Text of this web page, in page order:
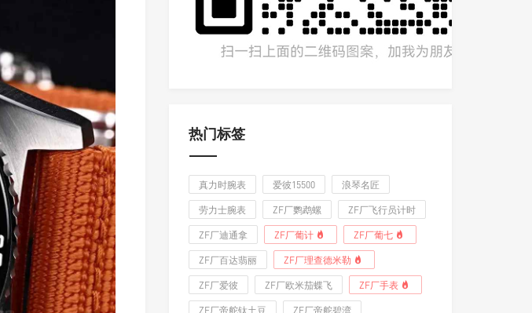
热门标签
真力时腕表 爱彼15500 浪琴名匠
劳力士腕表 ZF厂鹦鹉螺 ZF厂飞行员计时
ZF厂迪通拿 ZF厂葡计 ZF厂葡七
ZF厂百达翡丽 ZF厂理查德米勒
ZF厂爱彼 ZF厂欧米茄蝶飞 ZF厂手表
ZF厂帝舵钛土豆 ZF厂帝舵碧湾